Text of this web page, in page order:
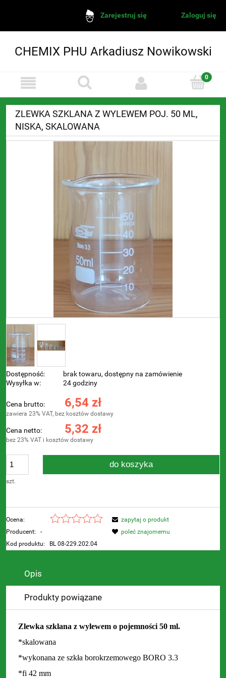
Zarejestruj się Zaloguj się
CHEMIX PHU Arkadiusz Nowikowski
ZLEWKA SZKLANA Z WYLEWEM POJ. 50 ML,
NISKA, SKALOWANA
Dostępność:
brak towaru, dostępny na zamówienie
Wysyłka w:
24 godziny
Cena brutto: 6,54 zł
zawiera 23% VAT, bez kosztów dostawy
Cena netto: 5,32 zł
bez 23% VAT i kosztów dostawy
szt.
do koszyka
Ocena:
Producent:
-
Kod produktu:
BL 08-229.202.04
zapytaj o produkt
poleć znajomemu
Opis
Produkty powiązane
Zlewka szklana z wylewem o pojemności 50 ml.
*skalowana
*wykonana ze szkła borokrzemowego BORO 3.3
*fi 42 mm